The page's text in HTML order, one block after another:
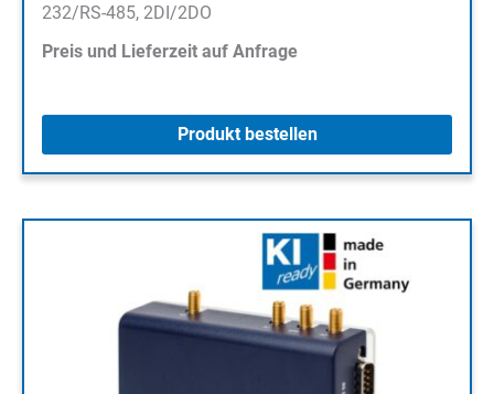
232/RS-485, 2DI/2DO
Preis und Lieferzeit auf Anfrage
Produkt bestellen